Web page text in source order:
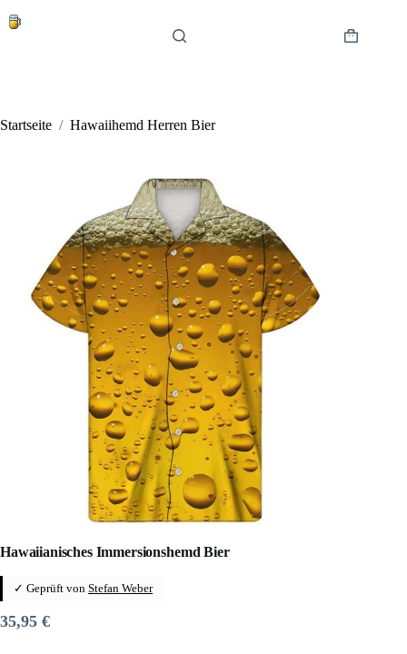
Inhalt
Warenkorb
Startseite / Hawaiihemd Herren Bier
Hawaiianisches Immersionshemd Bier
✓ Geprüft von Stefan Weber
35,95 €